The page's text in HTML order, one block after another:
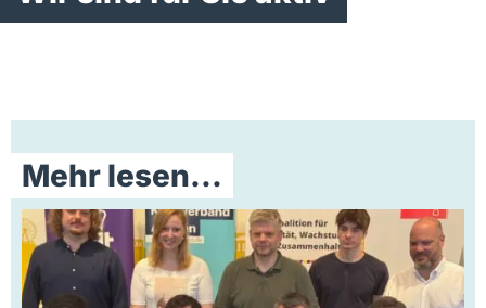
Mehr lesen...